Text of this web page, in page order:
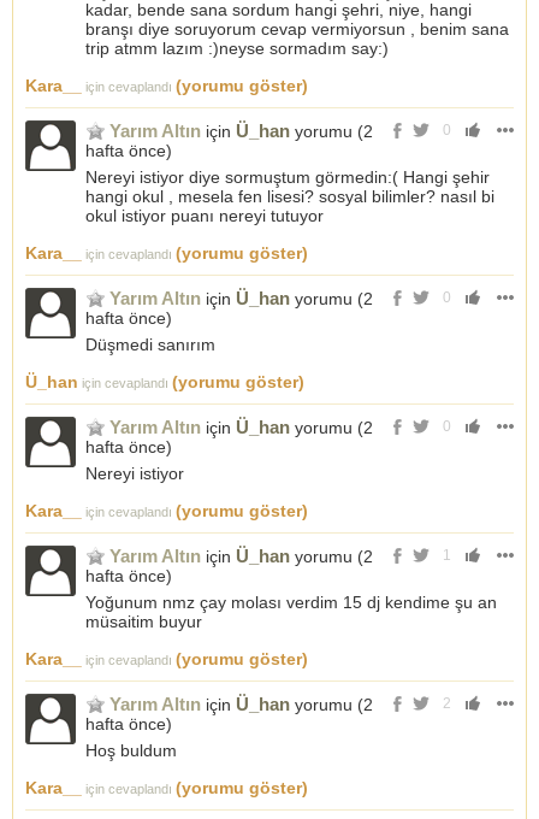
kadar, bende sana sordum hangi şehri, niye, hangi
branşı diye soruyorum cevap vermiyorsun , benim sana
trip atmm lazım :)neyse sormadım say:)
Kara__
için cevaplandı (yorumu göster)
0
Yarım Altın için Ü_han yorumu (2
hafta önce)
Nereyi istiyor diye sormuştum görmedin:( Hangi şehir
hangi okul , mesela fen lisesi? sosyal bilimler? nasıl bi
okul istiyor puanı nereyi tutuyor
Kara__
için cevaplandı (yorumu göster)
0
Yarım Altın için Ü_han yorumu (2
hafta önce)
Düşmedi sanırım
Ü_han için cevaplandı (yorumu göster)
0
Yarım Altın için Ü_han yorumu (2
hafta önce)
Nereyi istiyor
Kara__
için cevaplandı (yorumu göster)
1
Yarım Altın için Ü_han yorumu (2
hafta önce)
Yoğunum nmz çay molası verdim 15 dj kendime şu an
müsaitim buyur
Kara__
için cevaplandı (yorumu göster)
2
Yarım Altın için Ü_han yorumu (2
hafta önce)
Hoş buldum
Kara__
için cevaplandı (yorumu göster)